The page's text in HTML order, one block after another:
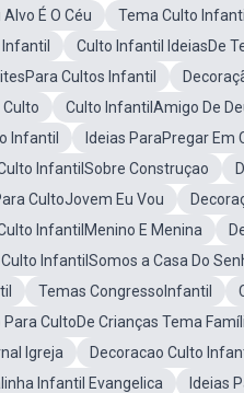
É O Céu Tema Culto
Culto Infantil IdeiasDe
Cultos Infantil
Culto InfantilAmigo De
Infantil
Ideias ParaPregar Em
InfantilSobre Construçao
CultoJovem Eu Vou
InfantilMenino E Menina
Culto InfantilSomos a Casa Do
Temas CongressoInfantil
Para CultoDe Crianças Tema
Igreja
Decoracao Culto
Infantil Evangelica
Ideias